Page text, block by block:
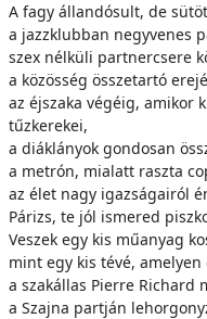
A fagy állandósult, de
a jazzklubban negyvenes
szex nélküli partnercsere
a közösség összetartó
az éjszaka végéig, amikor
tűzkerekei,
a diáklányok gondosan
a metrón, mialatt raszta
az élet nagy igazságairól
Párizs, te jól ismered
Veszek egy kis műanyag
mint egy kis tévé,
a szakállas Pierre Richard
a Szajna partján